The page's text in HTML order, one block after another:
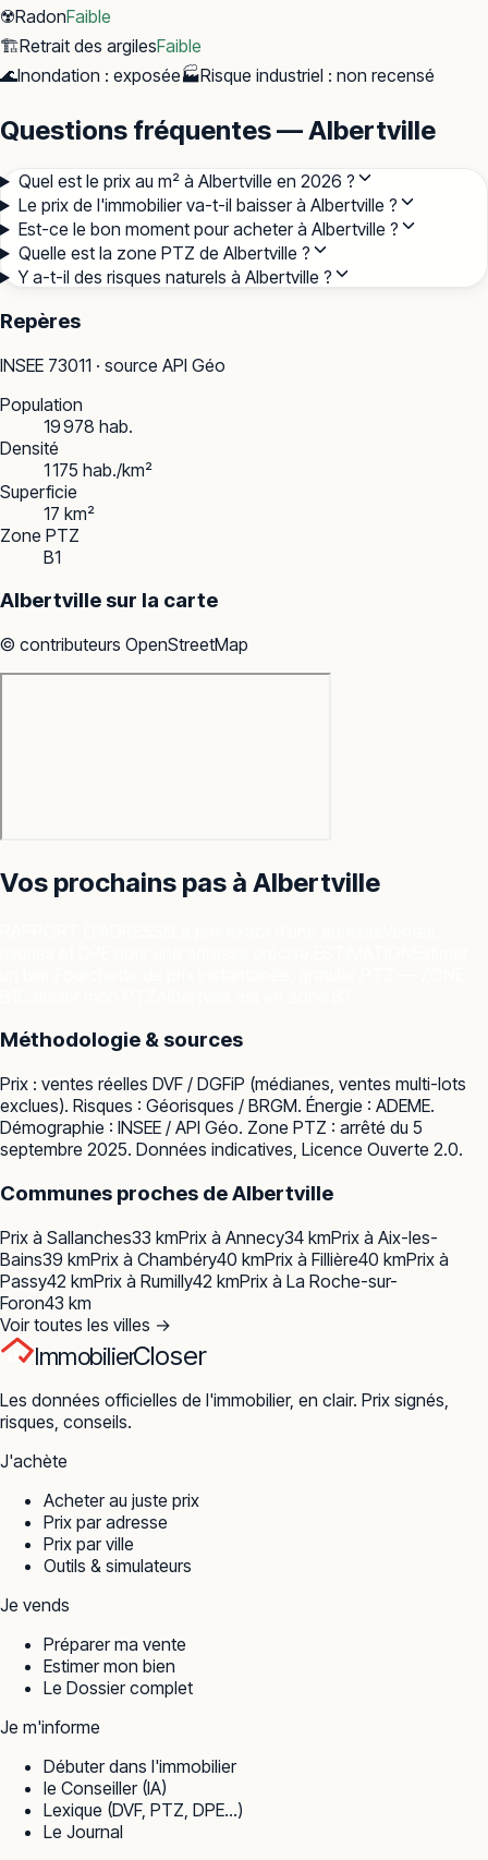
☢️RadonFaible
🏗️Retrait des argilesFaible
🌊Inondation : exposée🏭Risque industriel : non recensé
Questions fréquentes — Albertville
Quel est le prix au m² à Albertville en 2026 ?
Le prix de l'immobilier va-t-il baisser à Albertville ?
Est-ce le bon moment pour acheter à Albertville ?
Quelle est la zone PTZ de Albertville ?
Y a-t-il des risques naturels à Albertville ?
Repères
INSEE 73011 · source API Géo
Population
19 978 hab.
Densité
1 175 hab./km²
Superficie
17 km²
Zone PTZ
B1
Albertville sur la carte
© contributeurs OpenStreetMap
Vos prochains pas à Albertville
Méthodologie & sources
Prix : ventes réelles DVF / DGFiP (médianes, ventes multi-lots
exclues). Risques : Géorisques / BRGM. Énergie : ADEME.
Démographie : INSEE / API Géo. Zone PTZ : arrêté du 5
septembre 2025. Données indicatives, Licence Ouverte 2.0.
Communes proches deAlbertville
Prix à Sallanches33 kmPrix à Annecy34 kmPrix à Aix-les-
Bains39 kmPrix à Chambéry40 kmPrix à Fillière40 kmPrix à
Passy42 kmPrix à Rumilly42 kmPrix à La Roche-sur-
Foron43 km
Voir toutes les villes →
ImmobilierCloser
Les données officielles de l'immobilier, en clair. Prix signés,
risques, conseils.
J'achète
Acheter au juste prix
Prix par adresse
Prix par ville
Outils & simulateurs
Je vends
Préparer ma vente
Estimer mon bien
Le Dossier complet
Je m'informe
Débuter dans l'immobilier
le Conseiller (IA)
Lexique (DVF, PTZ, DPE…)
Le Journal